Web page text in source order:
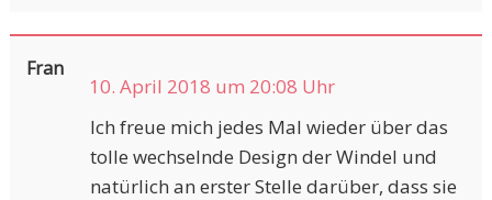
Fran
10. April 2018 um 20:08 Uhr
Ich freue mich jedes Mal wieder über das
tolle wechselnde Design der Windel und
natürlich an erster Stelle darüber, dass sie